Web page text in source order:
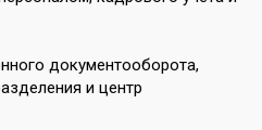
документооборота,
и центр